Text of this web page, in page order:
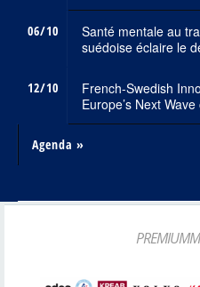
06/10
Santé mentale au
suédoise éclaire le
12/10
French-Swedish
Europe’s Next
Agenda »